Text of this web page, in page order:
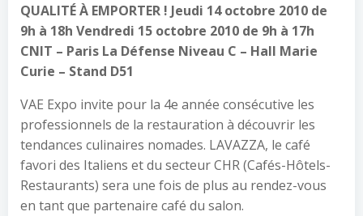
QUALITÉ À EMPORTER ! Jeudi 14 octobre 2010 de
9h à 18h Vendredi 15 octobre 2010 de 9h à 17h
CNIT – Paris La Défense Niveau C – Hall Marie
Curie – Stand D51
VAE Expo invite pour la 4e année consécutive les
professionnels de la restauration à découvrir les
tendances culinaires nomades. LAVAZZA, le café
favori des Italiens et du secteur CHR (Cafés-Hôtels-
Restaurants) sera une fois de plus au rendez-vous
en tant que partenaire café du salon.